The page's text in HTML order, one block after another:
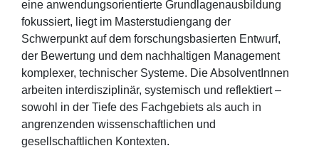
eine anwendungsorientierte Grundlagenausbildung
fokussiert, liegt im Masterstudiengang der
Schwerpunkt auf dem forschungsbasierten Entwurf,
der Bewertung und dem nachhaltigen Management
komplexer, technischer Systeme. Die AbsolventInnen
arbeiten interdisziplinär, systemisch und reflektiert –
sowohl in der Tiefe des Fachgebiets als auch in
angrenzenden wissenschaftlichen und
gesellschaftlichen Kontexten.